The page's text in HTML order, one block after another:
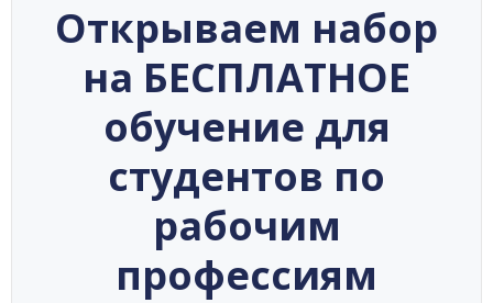
Открываем набор
на БЕСПЛАТНОЕ
обучение для
студентов по
рабочим
профессиям